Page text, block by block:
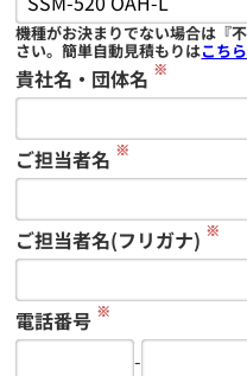
機種がお決まりでない場合は『
さい。簡単自動見積もりはこちら
貴社名・団体名 ※
ご担当者名 ※
ご担当者名(フリガナ) ※
電話番号 ※
-